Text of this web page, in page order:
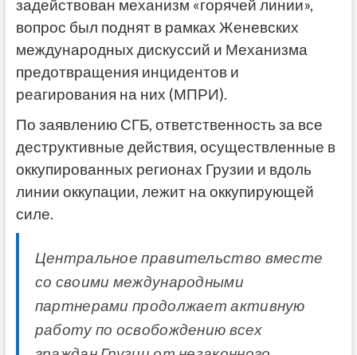
задействован механизм «горячей линии»,
вопрос был поднят в рамках Женевских
международных дискуссий и Механизма
предотвращения инцидентов и
реагирования на них (МПРИ).
По заявлению СГБ, ответственность за все
деструктивные действия, осуществленные в
оккупированных регионах Грузии и вдоль
линии оккупации, лежит на оккупирующей
силе.
Центральное правительство вместе
со своими международными
партнерами продолжает активную
работу по освобождению всех